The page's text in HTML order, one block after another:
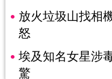
放火垃圾山找相
怒
埃及知名女星涉
驚